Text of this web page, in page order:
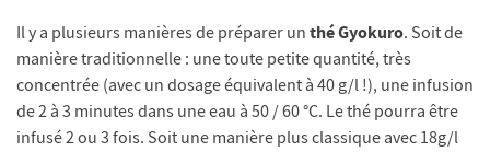
Il y a plusieurs manières de préparer un thé Gyokuro. Soit de
manière traditionnelle : une toute petite quantité, très
concentrée (avec un dosage équivalent à 40 g/l !), une infusion
de 2 à 3 minutes dans une eau à 50 / 60 °C. Le thé pourra être
infusé 2 ou 3 fois. Soit une manière plus classique avec 18g/l